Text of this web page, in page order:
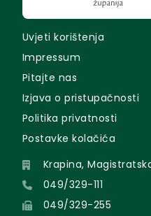
Uvjeti korištenja
Impressum
Pitajte nas
Izjava o pristupačnosti
Politika privatnosti
Postavke kolačića
Krapina,
049/329-111
049/329-255